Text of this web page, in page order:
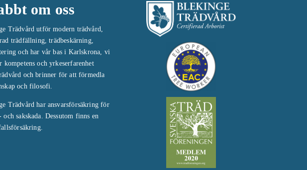
om oss
Trädvård utför modern trädvård,
trädfällning, trädbeskärning,
och har vår bas i Karlskrona, vi
kompetens och yrkeserfarenhet
och brinner för att förmedla
och filosofi.
Trädvård har ansvarsförsäkring för
och sakskada. Dessutom finns en